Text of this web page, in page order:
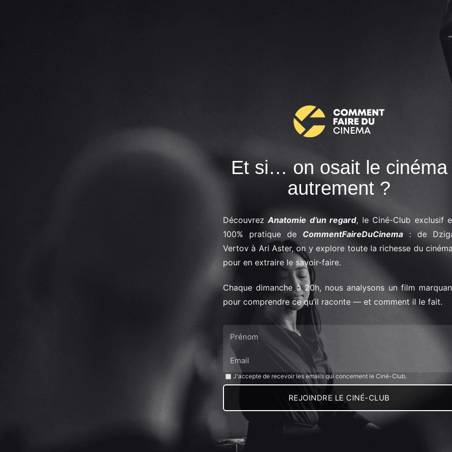
Et si… on osait le cinéma
autrement ?
DécouvrezAnatomie d’un regard, le Ciné-Club exclusif
100% pratique de CommentFaireDuCinema : de
Vertov à Ari Aster, on y explore toute la richesse du
pour en extraire le savoir-faire.
Chaque dimanche à 20h, nous analysons un film
pour comprendre ce qu’il raconte — et comment il le fait.
J'accepte de recevoir les emails qui concernent le Ciné-Club.
REJOINDRE LE CINÉ-CLUB